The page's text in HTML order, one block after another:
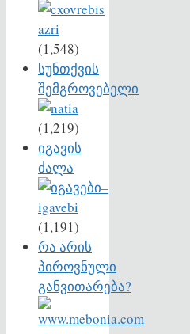
(1,548)
სუნთქვის
შემგროვებელი
(1,219)
იგავის
ძალა
(1,191)
რა არის
პიროვნული
განვითარება?